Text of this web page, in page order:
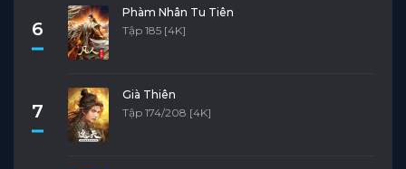
6
Phàm Nhân Tu Tiên
Tập 185 [4K]
7
Già Thiên
Tập 174/208 [4K]